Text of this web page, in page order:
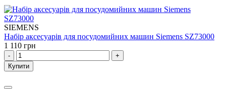
SIEMENS
Набір аксесуарів для посудомийних машин Siemens SZ73000
1 110 грн
-
+
Купити